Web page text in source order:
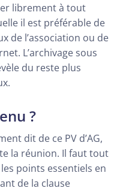
librement à tout
il est préférable de
de l’association ou de
L’archivage sous
du reste plus
?
dit de ce PV d’AG,
la réunion. Il faut tout
points essentiels en
de la clause